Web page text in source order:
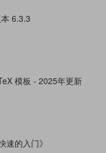
6.3.3
模板 - 2025年更新
速的入门》